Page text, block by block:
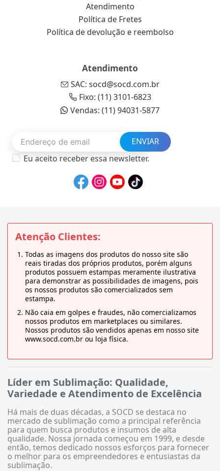
Atendimento
Política de Fretes
Política de devolução e reembolso
Atendimento
SAC: socd@socd.com.br
Fixo: (11) 3101-6823
Vendas: (11) 94031-5877
ENVIAR
Eu aceito receber essa newsletter.
Atenção Clientes:
Todas as imagens dos produtos do nosso site são
reais tiradas dos próprios produtos, porém alguns
produtos possuem estampas meramente ilustrativa
para demonstrar as possibilidades de imagens, pois
os nossos produtos são comercializados sem
estampa.
Não caia em golpes e fraudes, não comercializamos
nossos produtos em marketplaces ou similares.
Nossos produtos são vendidos apenas em nosso site
www.socd.com.br ou loja física.
Líder em Sublimação: Qualidade,
Variedade e Atendimento de Excelência
Há mais de duas décadas, a SOCD se destaca no
mercado de sublimação como a principal referência
para quem busca produtos e insumos de alta
qualidade. Nossa jornada começou em 1999, e desde
então, temos dedicado nossos esforços para fornecer
o melhor para os empreendedores e entusiastas da
sublimação.